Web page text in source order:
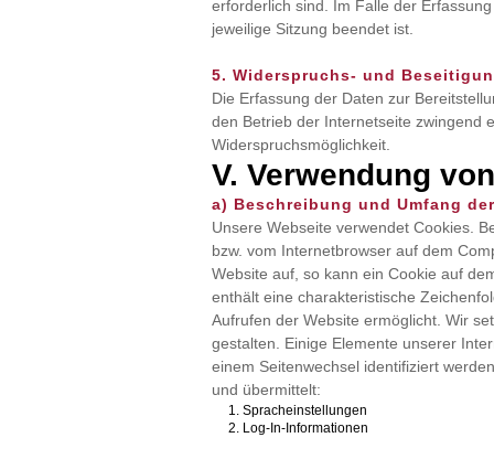
erforderlich sind. Im Falle der
jeweilige Sitzung beendet ist.
5. Widerspruchs- und
Die Erfassung der Daten zur
den Betrieb der Internetseite zwingend
Widerspruchsmöglichkeit.
V. Verwendung
a) Beschreibung und Umfang
Unsere Webseite verwendet Cookies.
bzw. vom Internetbrowser auf dem
Website auf, so kann ein Cookie auf
enthält eine charakteristische
Aufrufen der Website ermöglicht. Wir
gestalten. Einige Elemente unserer
einem Seitenwechsel identifiziert
und übermittelt:
Spracheinstellungen
Log-In-Informationen